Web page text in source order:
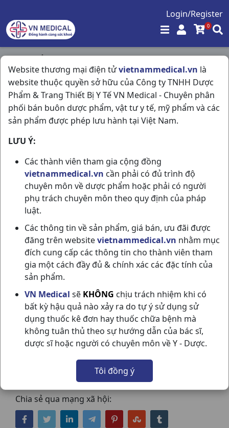
Login/Register
0
Website thương mại điện tửvietnammedical.vn là
website thuộc quyền sở hữu của Công ty TNHH Dược
Phẩm & Trang Thiết Bị Y Tế VN Medical - Chuyên phân
phối bán buôn dược phẩm, vật tư y tế, mỹ phẩm và các
sản phẩm được phép lưu hành tại Việt Nam.
LƯU Ý:
Các thành viên tham gia cộng đồng
vietnammedical.vn cần phải có đủ trình độ
chuyên môn về dược phẩm hoặc phải có người
phụ trách chuyên môn theo quy định của pháp
luật.
Các thông tin về sản phẩm, giá bán, ưu đãi được
đăng trên websitevietnammedical.vn nhằm mục
đích cung cấp các thông tin cho thành viên tham
gia một cách đầy đủ & chính xác các đặc tính của
sản phẩm.
VN Medical sẽ KHÔNG chịu trách nhiệm khi có
bất kỳ hậu quả nào xảy ra do tự ý sử dụng sử
dụng thuốc kê đơn hay thuốc chữa bệnh mà
không tuân thủ theo sự hướng dẫn của bác sĩ,
dược sĩ hoặc người có chuyên môn về Y - Dược.
Tôi đồng ý
Trang chủ /
Giảm Đau - Kháng Viêm - Giãn Cơ - Xương Khớp - Gout
/ Miberic 300 Allopurinol H100vn Hasan
MIBERIC 300 ALLOPURINOL H100VN
HASAN
NSX:Hasan
Giảm Đau - Kháng Viêm - Giãn
Cơ - Xương Khớp - Gout,
Chia sẻ qua mạng xã hội: